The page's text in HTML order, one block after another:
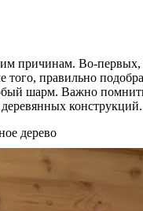
причинам. Во-
правильно
шарм. Важно
конструкций.